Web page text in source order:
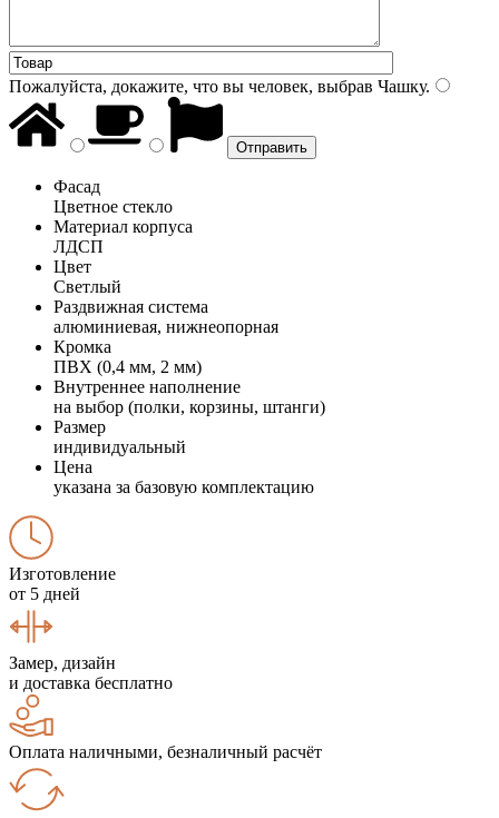
Пожалуйста, докажите, что вы человек, выбрав Чашку.
Фасад
Цветное стекло
Материал корпуса
ЛДСП
Цвет
Светлый
Раздвижная система
алюминиевая, нижнеопорная
Кромка
ПВХ (0,4 мм, 2 мм)
Внутреннее наполнение
на выбор (полки, корзины, штанги)
Размер
индивидуальный
Цена
указана за базовую комплектацию
Изготовление
от 5 дней
Замер, дизайн
и доставка бесплатно
Оплата наличными, безналичный расчёт